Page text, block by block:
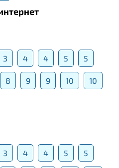
3 4 4 5 5
8 9 9 10 10
3 4 4 5 5